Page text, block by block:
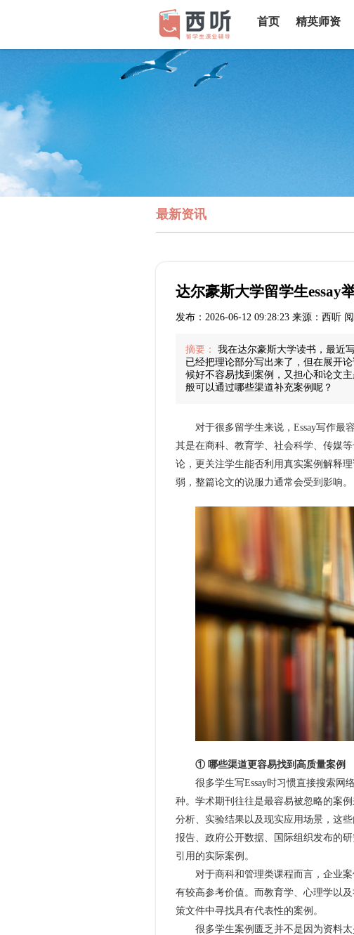
首页 精英师资
最新资讯
达尔豪斯大学留学生essay
发布：2026-06-12 09:28:23 来源：西听
摘要：
我在达尔豪斯大学读书，最近
已经把理论部分写出来了，但在展开
候好不容易找到案例，又担心和论文
般可以通过哪些渠道补充案例呢？
对于很多留学生来说，Essay写作最
其是在商科、教育学、社会科学、传媒
论，更关注学生能否利用真实案例解释
弱，整篇论文的说服力通常会受到影响。
① 哪些渠道更容易找到高质量案例
很多学生写Essay时习惯直接搜索网
种。学术期刊往往是最容易被忽略的案
分析、实验结果以及现实应用场景，这
报告、政府公开数据、国际组织发布的
引用的实际案例。
对于商科和管理类课程而言，企业案
有较高参考价值。而教育学、心理学以
策文件中寻找具有代表性的案例。
很多学生案例匮乏并不是因为资料太